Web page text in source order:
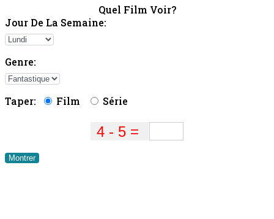
Quel Film Voir?
Jour De La Semaine:
Genre:
Taper: Film Série
Montrer